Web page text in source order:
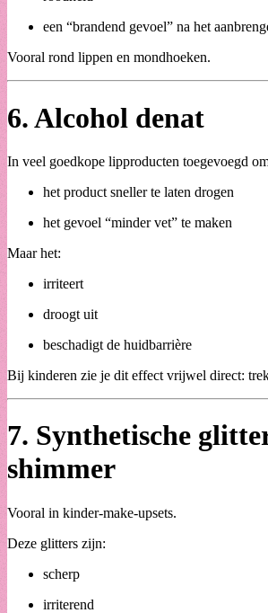
een “brandend gevoel” na het
Vooral rond lippen en mondhoeken.
6.Alcohol denat
In veel goedkope lipproducten toegevoegd
het product sneller te laten drogen
het gevoel “minder vet” te maken
Maar het:
irriteert
droogt uit
beschadigt de huidbarrière
Bij kinderen zie je dit effect vrijwel direct:
7. Synthetische
shimmer
Vooral in kinder-make-upsets.
Deze glitters zijn:
scherp
irriterend